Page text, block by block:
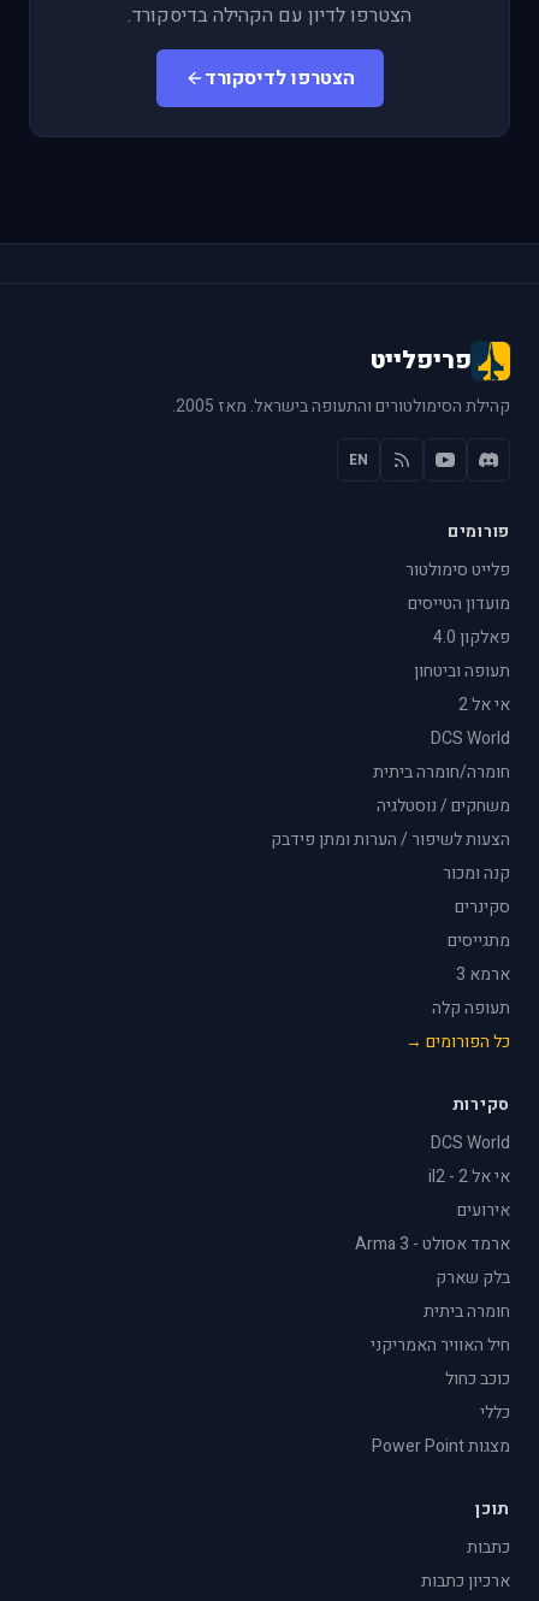
הצטרפו לדיון עם הקהילה בדיסקורד.
הצטרפו לדיסקורד
פריפלייט
קהילת הסימולטורים והתעופה בישראל. מאז 2005.
EN
פורומים
פלייט סימולטור
מועדון הטייסים
פאלקון 4.0
תעופה וביטחון
אי אל 2
DCS World
חומרה/חומרה ביתית
משחקים / נוסטלגיה
הצעות לשיפור / הערות ומתן פידבק
קנה ומכור
סקינרים
מתגייסים
ארמא 3
תעופה קלה
כל הפורומים →
סקירות
DCS World
אי אל 2 - il2
אירועים
ארמד אסולט - Arma 3
בלק שארק
חומרה ביתית
חיל האוויר האמריקני
כוכב כחול
כללי
מצגות Power Point
תוכן
כתבות
ארכיון כתבות